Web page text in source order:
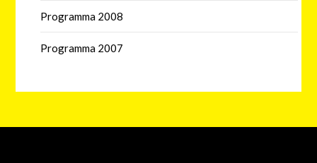
Programma 2008
Programma 2007